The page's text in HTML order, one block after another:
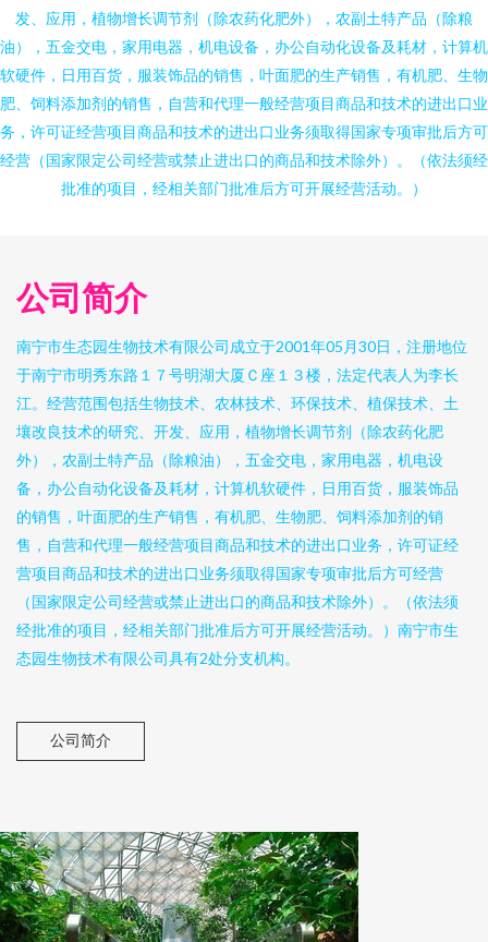
发、应用，植物增长调节剂（除农药化肥外），农副土特产品（除粮
油），五金交电，家用电器，机电设备，办公自动化设备及耗材，计算机
软硬件，日用百货，服装饰品的销售，叶面肥的生产销售，有机肥、生物
肥、饲料添加剂的销售，自营和代理一般经营项目商品和技术的进出口业
务，许可证经营项目商品和技术的进出口业务须取得国家专项审批后方可
经营（国家限定公司经营或禁止进出口的商品和技术除外）。（依法须经
批准的项目，经相关部门批准后方可开展经营活动。）
公司简介
南宁市生态园生物技术有限公司成立于2001年05月30日，注册地位
于南宁市明秀东路１７号明湖大厦Ｃ座１３楼，法定代表人为李长
江。经营范围包括生物技术、农林技术、环保技术、植保技术、土
壤改良技术的研究、开发、应用，植物增长调节剂（除农药化肥
外），农副土特产品（除粮油），五金交电，家用电器，机电设
备，办公自动化设备及耗材，计算机软硬件，日用百货，服装饰品
的销售，叶面肥的生产销售，有机肥、生物肥、饲料添加剂的销
售，自营和代理一般经营项目商品和技术的进出口业务，许可证经
营项目商品和技术的进出口业务须取得国家专项审批后方可经营
（国家限定公司经营或禁止进出口的商品和技术除外）。（依法须
经批准的项目，经相关部门批准后方可开展经营活动。）南宁市生
态园生物技术有限公司具有2处分支机构。
公司简介